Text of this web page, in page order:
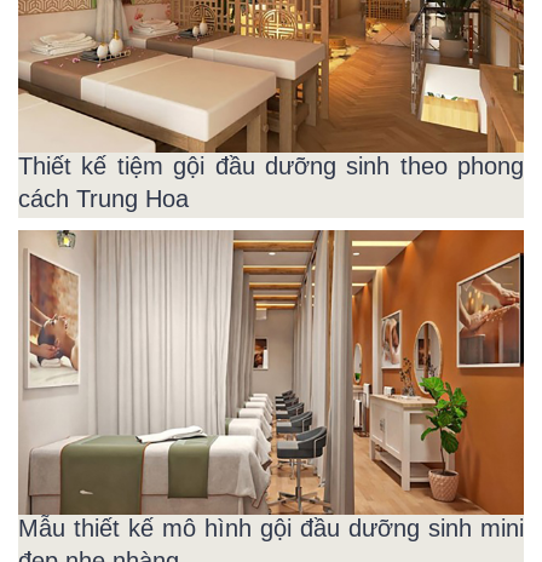
Thiết kế tiệm gội đầu dưỡng sinh theo phong
cách Trung Hoa
Mẫu thiết kế mô hình gội đầu dưỡng sinh mini